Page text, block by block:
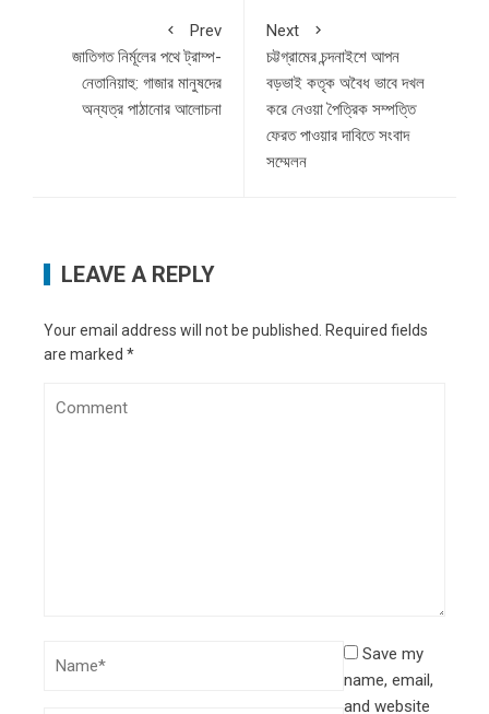
Prev
জাতিগত নির্মূলের পথে ট্রাম্প-
নেতানিয়াহু: গাজার মানুষদের
অন্যত্র পাঠানোর আলোচনা
Next
চট্টগ্রামের চন্দনাইশে আপন
বড়ভাই কতৃক অবৈধ ভাবে দখল
করে নেওয়া পৈত্রিক সম্পত্তি
ফেরত পাওয়ার দাবিতে সংবাদ
সম্মেলন
LEAVE A REPLY
Your email address will not be published. Required fields
are marked *
Save my
name, email,
and website